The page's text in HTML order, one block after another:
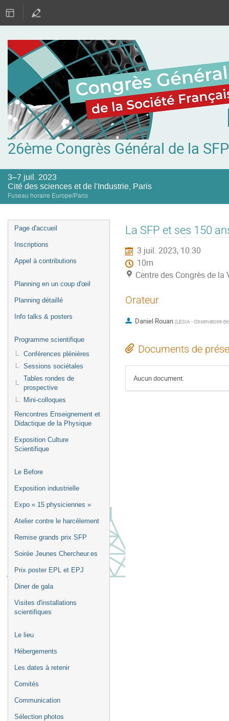
26ème Congrès Général de la SFP
3–7 juil. 2023
Cité des sciences et de l'Industrie, Paris
Fuseau horaire Europe/Paris
Menu
de
Page d'accueil
Inscriptions
Appel à contributions
Planning en un coup d'œil
Planning détaillé
Info talks & posters
Programme scientifique
Conférences plénières
Sessions sociétales
Tables rondes de
prospective
Mini-colloques
Rencontres Enseignement et
Didactique de la Physique
Exposition Culture
Scientifique
Le Before
Exposition industrielle
Expo « 15 physiciennes »
Atelier contre le harcèlement
Remise grands prix SFP
Soirée Jeunes Chercheur.es
Prix poster EPL et EPJ
Diner de gala
Visites d'installations
scientifiques
Le lieu
Hébergements
Les dates à retenir
Comités
Communication
Sélection photos
La SFP et ses 150
3 juil. 2023, 10:30
10m
Centre des Congrès de
Orateur
Daniel Rouan (LESIA - Observatoire
Documents de
Aucun document.